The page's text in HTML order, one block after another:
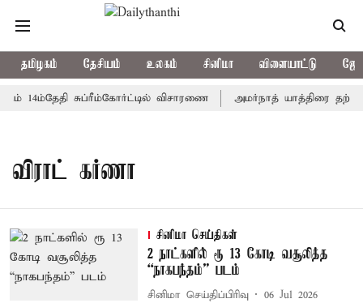
தமிழகம் தேசியம் உலகம் சினிமா விளையாட்டு
14ம்தேதி சுப்ரீம்கோர்ட்டில் விசாரணை அமர்நாத் யாத்திரை
விராட் கர்ணா
சினிமா செய்திகள்
2 நாட்களில் ரூ 13 கோடி வசூலித்த
“நாகபந்தம்” படம்
சினிமா செய்திப்பிரிவு
06 Jul 2026